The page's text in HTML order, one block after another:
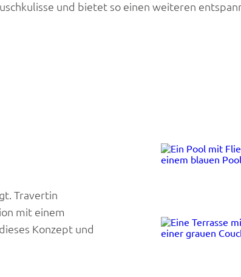
und bietet so einen weiteren
Travertin
mit einem
Konzept und